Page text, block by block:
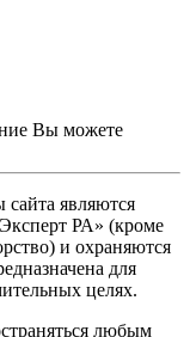
Вы можете
являются
РА» (кроме
и охраняются
для
целях.
любым